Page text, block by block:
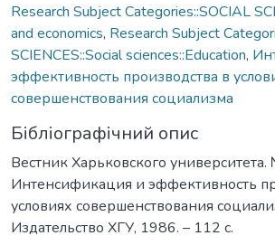
Research Subject Categories::SOCIAL
and economics, Research Subject
SCIENCES::Social sciences::Education,
эффективность производства в
совершенствования социализма
Бібліографічний опис
Вестник Харьковского
Интенсификация и эффективность
условиях совершенствования
Издательство ХГУ, 1986. – 112 с.